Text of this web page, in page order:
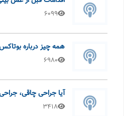
6099
همه چیز درباره
6980
آیا جراحی چاقی،
3418